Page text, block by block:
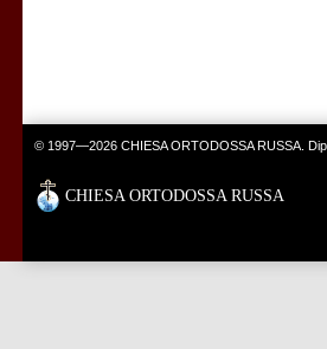
© 1997—2026 CHIESA ORTODOSSA RUSSA.
CHIESA ORTODOSSA RUSSA